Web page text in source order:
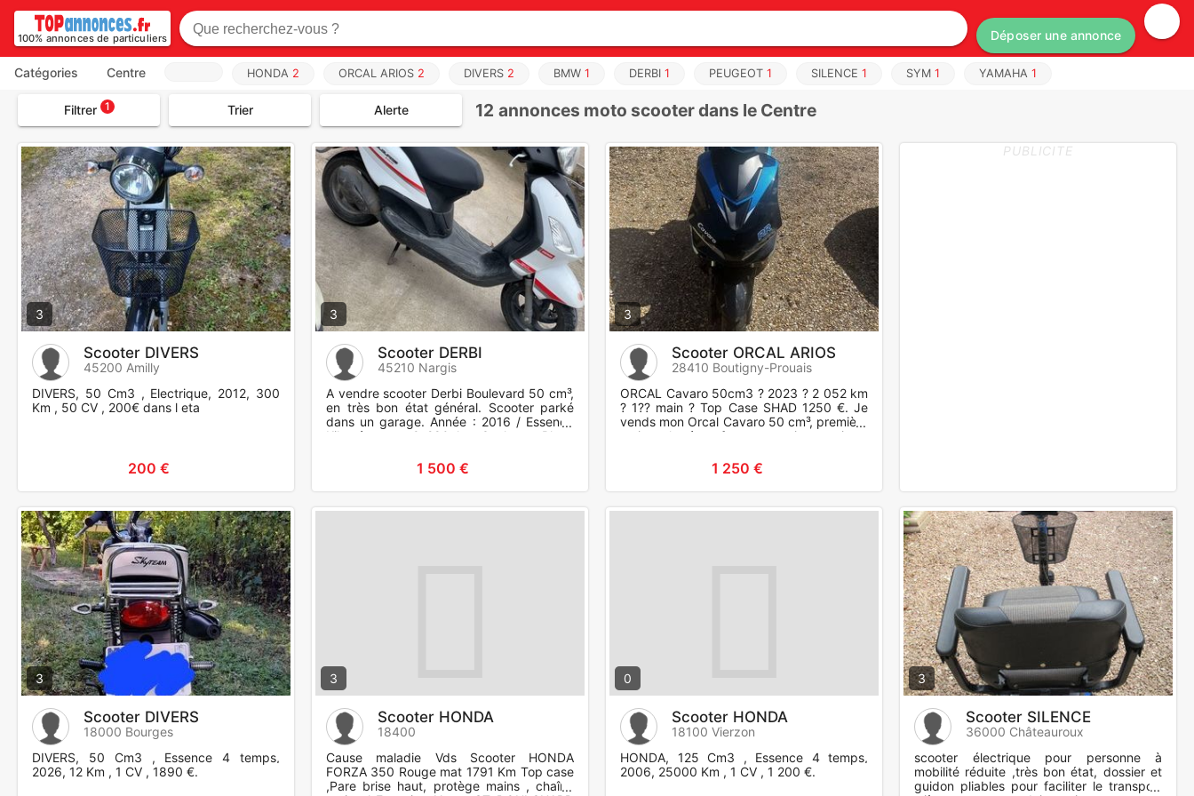
100% annonces de particuliers Déposer une annonce
Catégories Centre HONDA 2 ORCAL ARIOS 2 DIVERS 2 BMW 1 DERBI 1 PEUGEOT 1 SILENCE 1 SYM 1 YAMAHA 1
Filtrer 1 Trier Alerte 12 annonces moto scooter dans le Centre
3
Scooter DIVERS
45200 Amilly
DIVERS, 50 Cm3 , Electrique, 2012, 300
Km , 50 CV , 200€ dans l eta
200 €
3
Scooter DERBI
45210 Nargis
A vendre scooter Derbi Boulevard 50 cm³,
en très bon état général. Scooter parké
dans un garage. Année : 2016 / Essence
Kilométrage : 9 280 km Couleur : Blanc
1 500 €
3
Scooter ORCAL ARIOS
28410 Boutigny-Prouais
ORCAL Cavaro 50cm3 ? 2023 ? 2 052 km
? 1?? main ? Top Case SHAD 1250 €. Je
vends mon Orcal Cavaro 50 cm³, première
main, acheté neuf en concession et mis en
1 250 €
PUBLICITE
3
Scooter DIVERS
18000 Bourges
DIVERS, 50 Cm3 , Essence 4 temps,
2026, 12 Km , 1 CV , 1890 €.
3
Scooter HONDA
18400
Cause maladie Vds Scooter HONDA
FORZA 350 Rouge mat 1791 Km Top case
,Pare brise haut, protège mains , chaîne
0
Scooter HONDA
18100 Vierzon
HONDA, 125 Cm3 , Essence 4 temps,
2006, 25000 Km , 1 CV , 1 200 €.
3
Scooter SILENCE
36000 Châteauroux
scooter électrique pour personne à
mobilité réduite ,très bon état, dossier et
guidon pliables pour faciliter le transport